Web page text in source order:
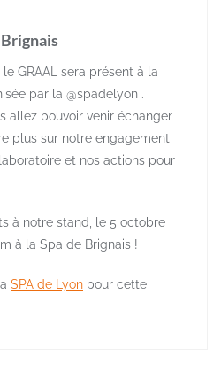
GRAAL sera présent à la
par la @spadelyon .
allez pouvoir venir échanger
plus sur notre engagement
et nos actions pour
à notre stand, le 5 octobre
à la Spa de Brignais !
SPA de Lyon pour cette